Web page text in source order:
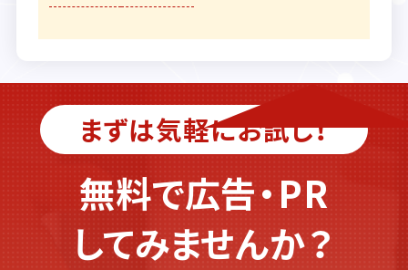
まずは気軽にお試し！
無料で広告・PR
してみませんか？